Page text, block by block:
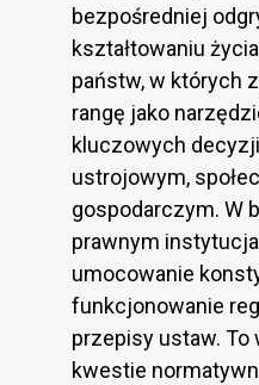
bezpośredniej
kształtowaniu
państw, w których
rangę jako
kluczowych
ustrojowym,
gospodarczym. W
prawnym
umocowanie
funkcjonowanie
przepisy ustaw. To
kwestie